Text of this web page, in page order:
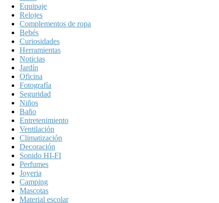
Equipaje
Relojes
Complementos de ropa
Bebés
Curiosidades
Herramientas
Noticias
Jardín
Oficina
Fotografía
Seguridad
Niños
Baño
Entretenimiento
Ventilación
Climatización
Decoración
Sonido HI-FI
Perfumes
Joyeria
Camping
Mascotas
Material escolar